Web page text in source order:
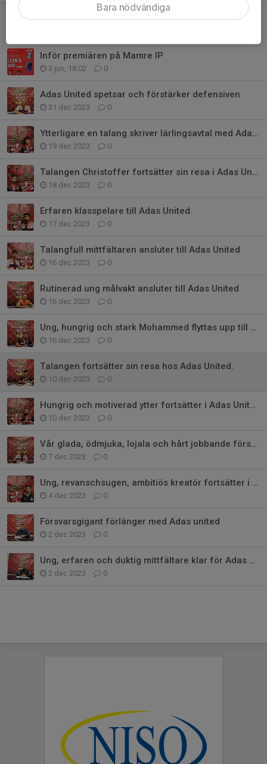
Inför premiären på Mamre IP
3 jun, 18:02 0
Adas United spetsar och förstärker defensiven
31 dec 2023 0
Ytterligare en talang skriver lärlingsavtal med Adas United
19 dec 2023 0
Talangen Christoffer fortsätter sin resa i Adas United.
18 dec 2023 0
Erfaren klasspelare till Adas United.
17 dec 2023 0
Talangfull mittfältaren ansluter till Adas United
16 dec 2023 0
Rutinerad ung målvakt ansluter till Adas United
16 dec 2023 0
Ung, hungrig och stark Mohammed flyttas upp till div 3
16 dec 2023 0
Talangen fortsätter sin resa hos Adas United.
10 dec 2023 0
Hungrig och motiverad ytter fortsätter i Adas United
10 dec 2023 0
Vår glada, ödmjuka, lojala och hårt jobbande försvarare stannar i Adas
7 dec 2023 0
Ung, revanschsugen, ambitiös kreatör fortsätter i Adas United.
4 dec 2023 0
Försvarsgigant förlänger med Adas united
2 dec 2023 0
Ung, erfaren och duktig mittfältare klar för Adas United IF
2 dec 2023 0
Bara nödvändiga